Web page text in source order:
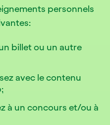
personnels
billet ou un autre
avec le contenu
à un concours et/ou à